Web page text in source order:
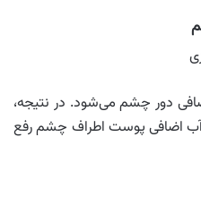
دور چشم می‌شود. در نتیجه،
اضافی پوست اطراف چشم رفع